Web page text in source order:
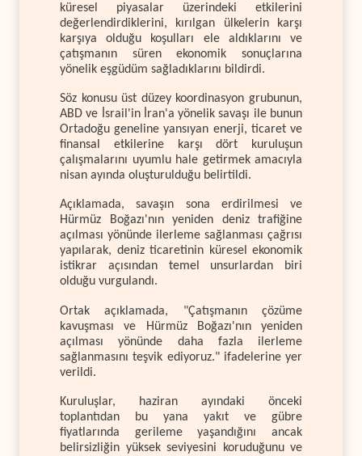
küresel piyasalar üzerindeki etkilerini
değerlendirdiklerini, kırılgan ülkelerin karşı
karşıya olduğu koşulları ele aldıklarını ve
çatışmanın süren ekonomik sonuçlarına
yönelik eşgüdüm sağladıklarını bildirdi.
Söz konusu üst düzey koordinasyon grubunun,
ABD ve İsrail'in İran'a yönelik savaşı ile bunun
Ortadoğu geneline yansıyan enerji, ticaret ve
finansal etkilerine karşı dört kuruluşun
çalışmalarını uyumlu hale getirmek amacıyla
nisan ayında oluşturulduğu belirtildi.
Açıklamada, savaşın sona erdirilmesi ve
Hürmüz Boğazı'nın yeniden deniz trafiğine
açılması yönünde ilerleme sağlanması çağrısı
yapılarak, deniz ticaretinin küresel ekonomik
istikrar açısından temel unsurlardan biri
olduğu vurgulandı.
Ortak açıklamada, "Çatışmanın çözüme
kavuşması ve Hürmüz Boğazı'nın yeniden
açılması yönünde daha fazla ilerleme
sağlanmasını teşvik ediyoruz." ifadelerine yer
verildi.
Kuruluşlar, haziran ayındaki önceki
toplantıdan bu yana yakıt ve gübre
fiyatlarında gerileme yaşandığını ancak
belirsizliğin yüksek seviyesini koruduğunu ve